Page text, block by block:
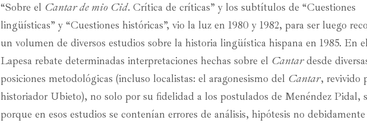
“Sobre el Cantar de mio Cid. Crítica de críticas” y los subtítulos de “Cuestiones
lingüísticas” y “Cuestiones históricas”, vio la luz en 1980 y 1982, para ser luego
un volumen de diversos estudios sobre la historia lingüística hispana en 1985. En
Lapesa rebate determinadas interpretaciones hechas sobre el Cantardesde
posiciones metodológicas (incluso localistas: el aragonesismo del Cantar, revivido
historiador Ubieto), no solo por su fidelidad a los postulados de Menéndez Pidal,
porque en esos estudios se contenían errores de análisis, hipótesis no debidamente